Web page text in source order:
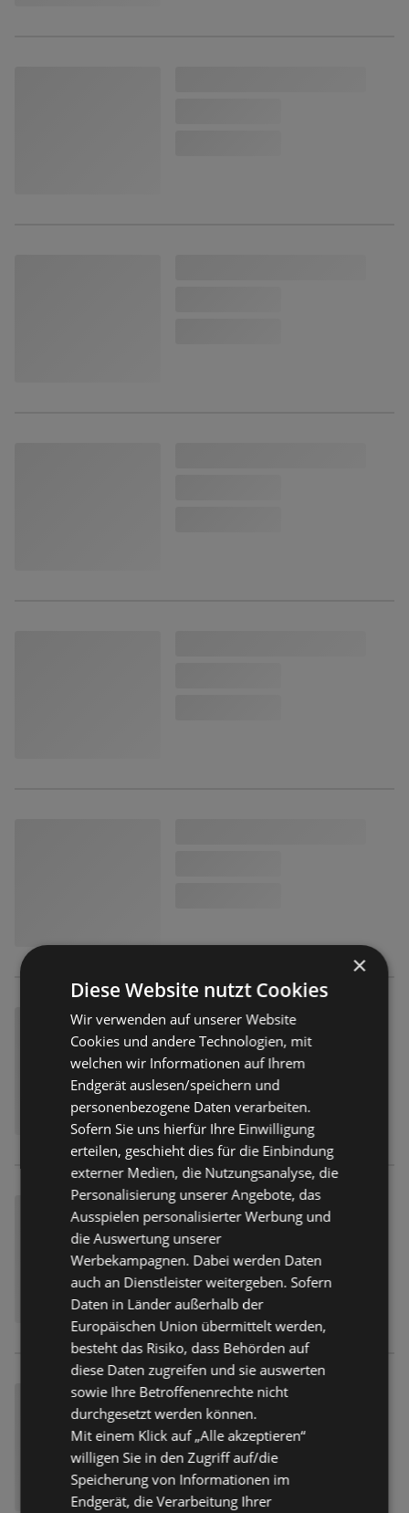
×
Diese Website nutzt Cookies
Wir verwenden auf unserer Website
Cookies und andere Technologien, mit
welchen wir Informationen auf Ihrem
Endgerät auslesen/speichern und
personenbezogene Daten verarbeiten.
Sofern Sie uns hierfür Ihre Einwilligung
erteilen, geschieht dies für die Einbindung
externer Medien, die Nutzungsanalyse, die
Personalisierung unserer Angebote, das
Ausspielen personalisierter Werbung und
die Auswertung unserer
Werbekampagnen. Dabei werden Daten
auch an Dienstleister weitergeben. Sofern
Daten in Länder außerhalb der
Europäischen Union übermittelt werden,
besteht das Risiko, dass Behörden auf
diese Daten zugreifen und sie auswerten
sowie Ihre Betroffenenrechte nicht
durchgesetzt werden können.
Mit einem Klick auf „Alle akzeptieren“
willigen Sie in den Zugriff auf/die
Speicherung von Informationen im
Endgerät, die Verarbeitung Ihrer